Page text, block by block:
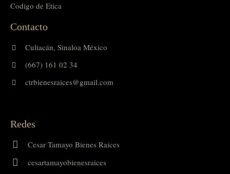
Codigo de Etica
Contacto
Culiacán, Sinaloa México
(667) 161 02 34
ctrbienesraices@gmail.com
Redes
Cesar Tamayo Bienes Raíces
cesartamayobienesraices